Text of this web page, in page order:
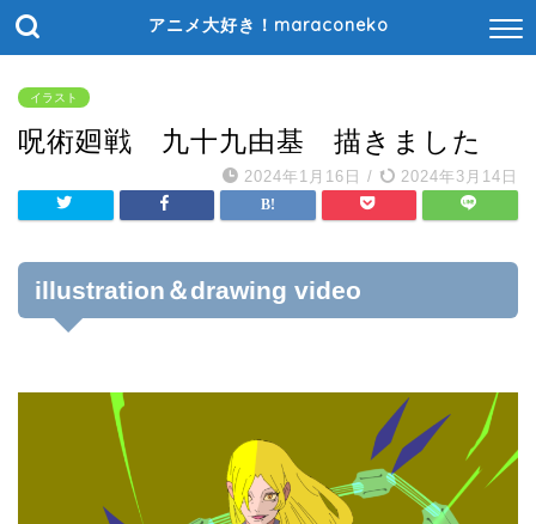
アニメ大好き！maraconeko
イラスト
呪術廻戦 九十九由基 描きました
2024年1月16日 / 2024年3月14日
illustration＆drawing video